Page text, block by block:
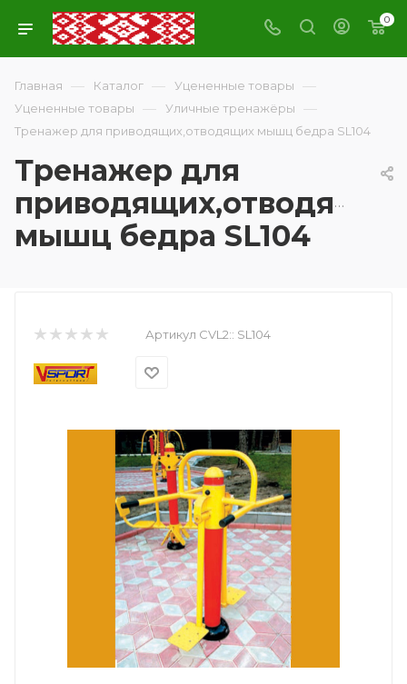
0
Главная — Каталог — Уцененные товары —
Уцененные товары — Уличные тренажёры —
Тренажер для приводящих,отводящих мышц бедра SL104
Тренажер для
приводящих,отводящих
мышц бедра SL104
Артикул CVL2:: SL104